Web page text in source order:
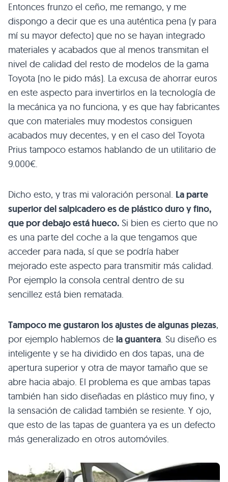
Entonces frunzo el ceño, me remango, y me
dispongo a decir que es una auténtica pena (y para
mí su mayor defecto) que no se hayan integrado
materiales y acabados que al menos transmitan el
nivel de calidad del resto de modelos de la gama
Toyota (no le pido más). La excusa de ahorrar euros
en este aspecto para invertirlos en la tecnología de
la mecánica ya no funciona, y es que hay fabricantes
que con materiales muy modestos consiguen
acabados muy decentes, y en el caso del Toyota
Prius tampoco estamos hablando de un utilitario de
9.000€.
Dicho esto, y tras mi valoración personal. La parte
superior del salpicadero es de plástico duro y fino,
que por debajo está hueco. Si bien es cierto que no
es una parte del coche a la que tengamos que
acceder para nada, sí que se podría haber
mejorado este aspecto para transmitir más calidad.
Por ejemplo la consola central dentro de su
sencillez está bien rematada.
Tampoco me gustaron los ajustes de algunas piezas,
por ejemplo hablemos de la guantera. Su diseño es
inteligente y se ha dividido en dos tapas, una de
apertura superior y otra de mayor tamaño que se
abre hacia abajo. El problema es que ambas tapas
también han sido diseñadas en plástico muy fino, y
la sensación de calidad también se resiente. Y ojo,
que esto de las tapas de guantera ya es un defecto
más generalizado en otros automóviles.